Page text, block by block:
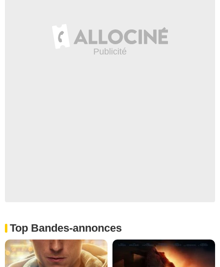
Top Bandes-annonces